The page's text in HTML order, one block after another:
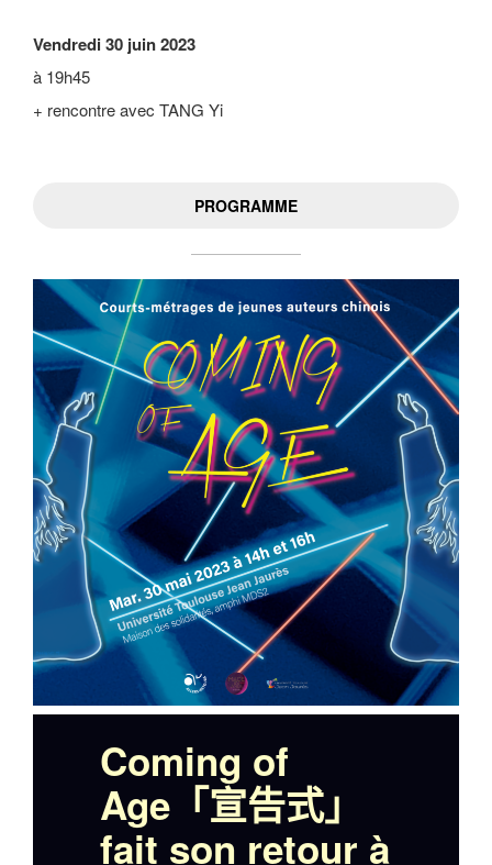
Vendredi 30 juin 2023
à 19h45
+ rencontre avec TANG Yi
PROGRAMME
Coming of
Age「宣告式」
fait son retour à